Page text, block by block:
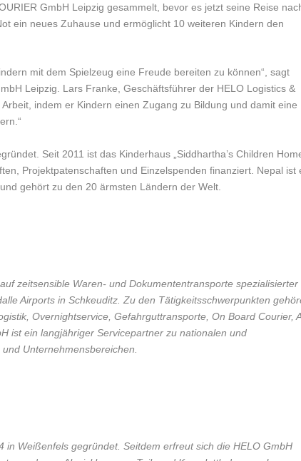
GmbH Leipzig gesammelt, bevor es jetzt seine Reise
ein neues Zuhause und ermöglicht 10 weiteren Kindern den
mit dem Spielzeug eine Freude bereiten zu können“, sagt
Leipzig. Lars Franke, Geschäftsführer der HELO Logistics &
indem er Kindern einen Zugang zu Bildung und damit eine
Seit 2011 ist das Kinderhaus „Siddhartha’s Children
Projektpatenschaften und Einzelspenden finanziert. Nepal ist
gehört zu den 20 ärmsten Ländern der Welt.
zeitsensible Waren- und Dokumententransporte spezialisierter
Airports in Schkeuditz. Zu den Tätigkeitsschwerpunkten
Overnightservice, Gefahrguttransporte, On Board Courier,
ist ein langjähriger Servicepartner zu nationalen und
Unternehmensbereichen.
Weißenfels gegründet. Seitdem erfreut sich die HELO GmbH